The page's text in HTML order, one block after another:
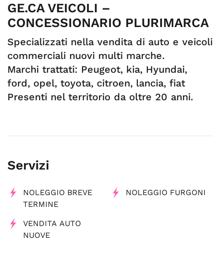
GE.CA VEICOLI –
CONCESSIONARIO PLURIMARCA
Specializzati nella vendita di auto e veicoli
commerciali nuovi multi marche.
Marchi trattati: Peugeot, kia, Hyundai,
ford, opel, toyota, citroen, lancia, fiat
Presenti nel territorio da oltre 20 anni.
Servizi
NOLEGGIO BREVE
TERMINE
NOLEGGIO FURGONI
VENDITA AUTO
NUOVE